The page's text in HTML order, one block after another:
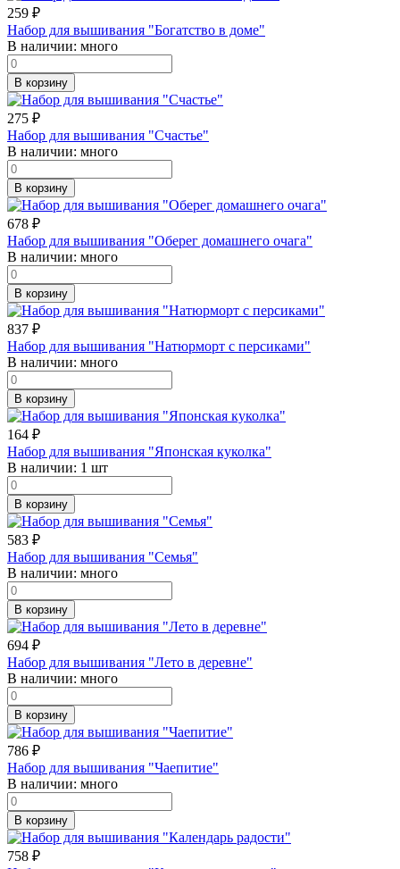
259 ₽
Набор для вышивания "Богатство в доме"
В наличии: много
В корзину
275 ₽
Набор для вышивания "Счастье"
В наличии: много
В корзину
678 ₽
Набор для вышивания "Оберег домашнего очага"
В наличии: много
В корзину
837 ₽
Набор для вышивания "Натюрморт с персиками"
В наличии: много
В корзину
164 ₽
Набор для вышивания "Японская куколка"
В наличии: 1 шт
В корзину
583 ₽
Набор для вышивания "Семья"
В наличии: много
В корзину
694 ₽
Набор для вышивания "Лето в деревне"
В наличии: много
В корзину
786 ₽
Набор для вышивания "Чаепитие"
В наличии: много
В корзину
758 ₽